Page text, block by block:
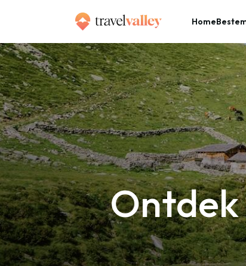
Home
Home » Ontdek natuurparadijs Wildkogel-Arena in de zomer